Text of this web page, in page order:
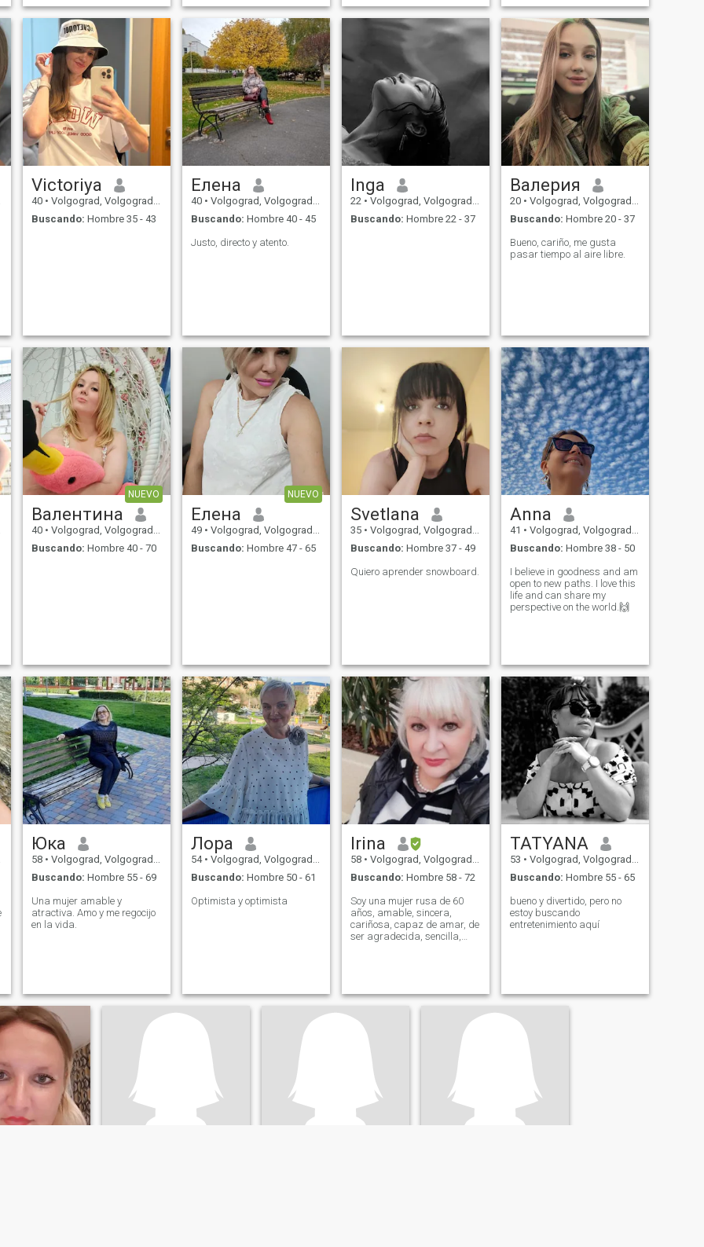
divertido, cuidoso ver la
televisión, me gusta visitar
amigos y me gusta estar
ocupado y odio simplemente
colgar y no tengo nada que
hacer. Creo que soy una
persona muy activa y espero
encontrar a un hombre que
ama la vida activa también.
son. Most of
el voleibol.
Victoriya
40 • Volgograd, Volgograd, Rusia
Buscando: Hombre 35 - 43
Елена
40 • Volgograd, Volgograd, Rusia
Buscando: Hombre 40 - 45
Justo, directo y atento.
Inga
22 • Volgograd, Volgograd, Rusia
Buscando: Hombre 22 - 37
Валерия
20 • Volgograd, Volgograd, Rusia
Buscando: Hombre 20 - 37
Bueno, cariño, me gusta
pasar tiempo al aire libre.
NUEVO
Валентина
40 • Volgograd, Volgograd, Rusia
Buscando: Hombre 40 - 70
NUEVO
Елена
49 • Volgograd, Volgograd, Rusia
Buscando: Hombre 47 - 65
Svetlana
35 • Volgograd, Volgograd, Rusia
Buscando: Hombre 37 - 49
Quiero aprender snowboard.
Anna
41 • Volgograd, Volgograd, Rusia
Buscando: Hombre 38 - 50
I believe in goodness and am
open to new paths. I love this
life and can share my
perspective on the world.🙌
Юка
58 • Volgograd, Volgograd, Rusia
Buscando: Hombre 55 - 69
Una mujer amable y
atractiva. Amo y me regocijo
en la vida.
Лора
54 • Volgograd, Volgograd, Rusia
Buscando: Hombre 50 - 61
Optimista y optimista
Irina
58 • Volgograd, Volgograd, Rusia
Buscando: Hombre 58 - 72
Soy una mujer rusa de 60
años, amable, sincera,
cariñosa, capaz de amar, de
ser agradecida, sencilla,
TATYANA
53 • Volgograd, Volgograd, Rusia
Buscando: Hombre 55 - 65
bueno y divertido, pero no
estoy buscando
entretenimiento aquí